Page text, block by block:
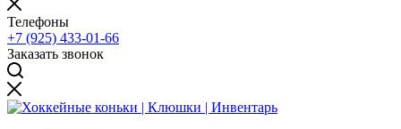
Телефоны
+7 (925) 433-01-66
Заказать звонок